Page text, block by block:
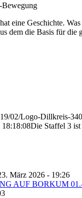
Bewegung
eine Geschichte.
dem die Basis für
02/Logo-Dillkreis-
18:18:08Die Staffel 3
März 2026 - 19:26
AUF BORKUM 01.-